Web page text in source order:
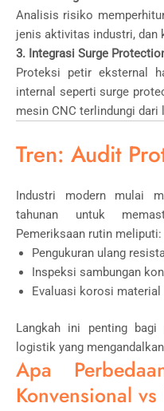
Analisis risiko
jenis aktivitas industri, dan
3. Integrasi Surge
Proteksi petir eksternal
internal seperti surge
mesin CNC terlindungi dari
Tren: Audit
Industri modern mulai
tahunan untuk
Pemeriksaan rutin meliputi:
Pengukuran ulang
Inspeksi sambungan
Evaluasi korosi material
Langkah ini penting bagi
logistik yang
Apa
Konvensional